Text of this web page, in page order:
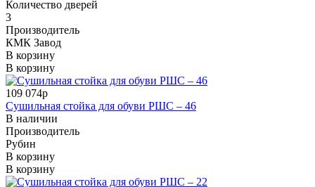
Количество дверей
3
Производитель
КМК Завод
В корзину
В корзину
109 074р
Сушильная стойка для обуви РШС – 46
В наличии
Производитель
Рубин
В корзину
В корзину